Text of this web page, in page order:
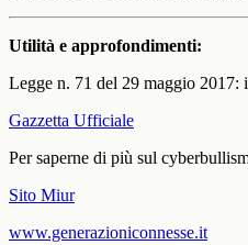
Utilità e approfondimenti:
Legge n. 71 del 29 maggio 2017:
Gazzetta Ufficiale
Per saperne di più sul
Sito Miur
www.generazioniconnesse.it